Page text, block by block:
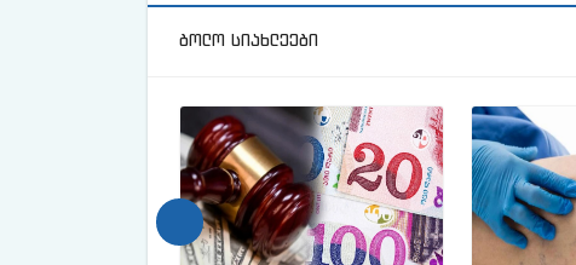
ბოლო სიახლეები